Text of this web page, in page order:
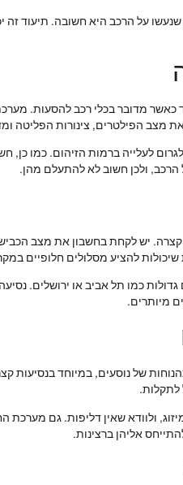
על הרכב היא חשובה. תיעוד
מדובר בכלי רכב להסעות.
מצב הפילטרים, צינורות הפליטה
לעלייה ברמות הזיהום. כמו
הרכב, ולכן חשוב לא להתעלם מהן.
יש לקחת בחשבון את מצב
שיכולות להציע מסלולים חלופיים
כמו תל אביב או ירושלים.
מיותרים.
של נוסעים, במיוחד בנסיעות
לתקלות.
ולוודא שאין דליפות. גם מערכת
אליהן ברצינות.